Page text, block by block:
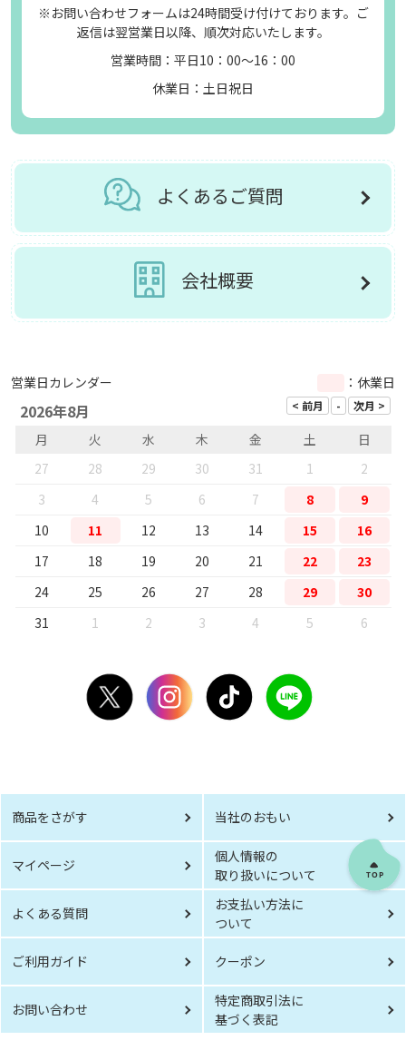
※お問い合わせフォームは24時間受け付けております。ご
返信は翌営業日以降、順次対応いたします。
営業時間：平日10：00～16：00
休業日：土日祝日
よくあるご質問
会社概要
営業日カレンダー ：休業日
2026年8月
月 火 水 木 金 土
日
27
28 29 30 31 1
2
3
4 5 6 7 8
9
10
11 12 13 14 15
16
17
18 19 20 21 22
23
24
25 26 27 28 29
30
31
1 2 3 4 5 6
商品をさがす 当社のおもい
マイページ
個人情報の
取り扱いについて
よくある質問
お支払い方法に
ついて
ご利用ガイド クーポン
お問い合わせ
特定商取引法に
基づく表記